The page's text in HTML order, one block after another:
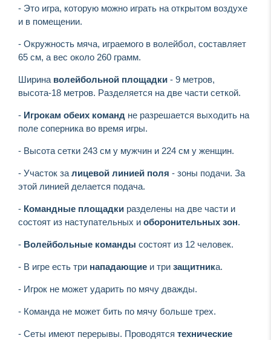
- Это игра, которую можно играть на открытом воздухе
и в помещении.
- Окружность мяча, играемого в волейбол, составляет
65 см, а вес около 260 грамм.
Ширина волейбольной площадки - 9 метров,
высота-18 метров. Разделяется на две части сеткой.
- Игрокам обеих команд не разрешается выходить на
поле соперника во время игры.
- Высота сетки 243 см у мужчин и 224 см у женщин.
- Участок за лицевой линией поля - зоны подачи. За
этой линией делается подача.
- Командные площадки разделены на две части и
состоят из наступательных и оборонительных зон.
- Волейбольные команды состоят из 12 человек.
- В игре есть три нападающие и три защитника.
- Игрок не может ударить по мячу дважды.
- Команда не может бить по мячу больше трех.
- Сеты имеют перерывы. Проводятся технические